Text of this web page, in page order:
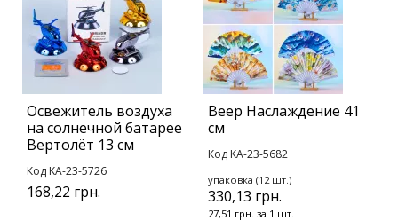
Освежитель воздуха
на солнечной батарее
Вертолёт 13 см
Код KA-23-5726
168,22 грн.
Веер Наслаждение 41
см
Код KA-23-5682
упаковка (12 шт.)
330,13 грн.
27,51 грн. за 1 шт.